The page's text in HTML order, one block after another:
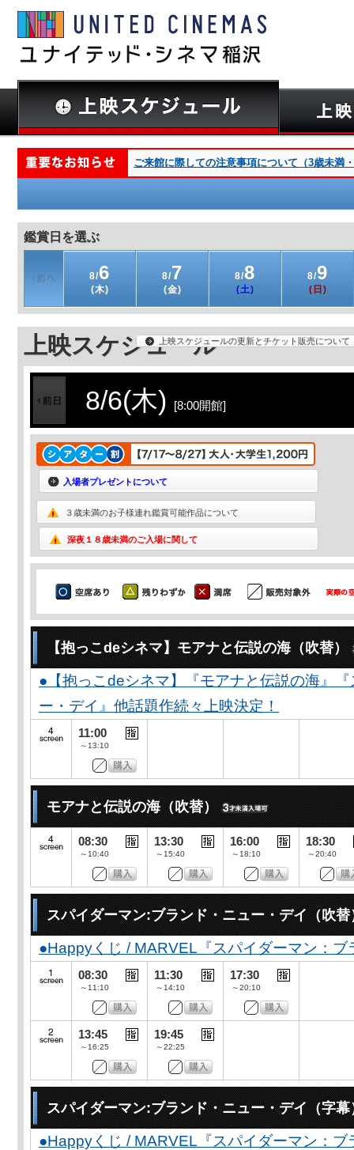
ご来館に際しての注意事項について（3歳未満
鑑賞日を選ぶ
8/6
(木)
8/7
(金)
8/8
(土)
8/9
(日)
上映スケジュール上映スケジュールの更新とチケット販売について
8/6(木) [8:00開館]
入場者プレゼントについて
３歳未満のお子様連れ鑑賞可能作品について
深夜１８歳未満のご入場に関して
【抱っこdeシネマ】モアナと伝説の海（吹替）
●【抱っこdeシネマ】『モアナと伝説の海』
ー・デイ』他話題作続々上映決定！
11:00
～13:10
モアナと伝説の海（吹替）
08:30
～10:40
13:30
～15:40
16:00
～18:10
18:30
～20:40
スパイダーマン:ブランド・ニュー・デイ（吹替
●Happyくじ / MARVEL『スパイダーマン：
08:30
～11:10
11:30
～14:10
17:30
～20:10
13:45
～16:25
19:45
～22:25
スパイダーマン:ブランド・ニュー・デイ（字幕
●Happyくじ / MARVEL『スパイダーマン：